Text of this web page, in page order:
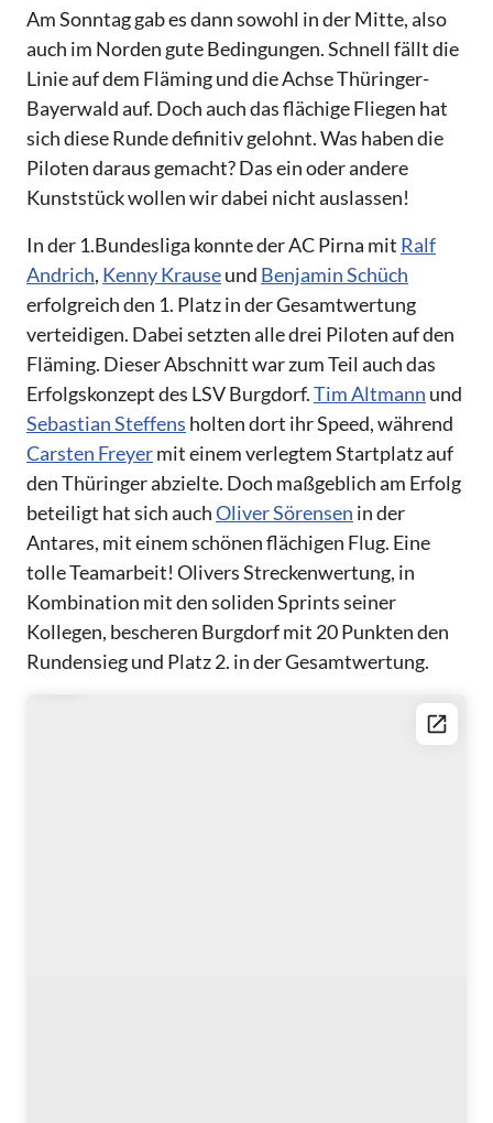
Am Sonntag gab es dann sowohl in der Mitte, also
auch im Norden gute Bedingungen. Schnell fällt die
Linie auf dem Fläming und die Achse Thüringer-
Bayerwald auf. Doch auch das flächige Fliegen hat
sich diese Runde definitiv gelohnt. Was haben die
Piloten daraus gemacht? Das ein oder andere
Kunststück wollen wir dabei nicht auslassen!
In der 1.Bundesliga konnte der AC Pirna mit Ralf
Andrich, Kenny Krauseund Benjamin Schüch
erfolgreich den 1. Platz in der Gesamtwertung
verteidigen. Dabei setzten alle drei Piloten auf den
Fläming. Dieser Abschnitt war zum Teil auch das
Erfolgskonzept des LSV Burgdorf.Tim Altmann und
Sebastian Steffens holten dort ihr Speed, während
Carsten Freyermit einem verlegtem Startplatz auf
den Thüringer abzielte. Doch maßgeblich am Erfolg
beteiligt hat sich auchOliver Sörensen in der
Antares, mit einem schönen flächigen Flug. Eine
tolle Teamarbeit! Olivers Streckenwertung, in
Kombination mit den soliden Sprints seiner
Kollegen, bescheren Burgdorf mit 20 Punkten den
Rundensieg und Platz 2. in der Gesamtwertung.